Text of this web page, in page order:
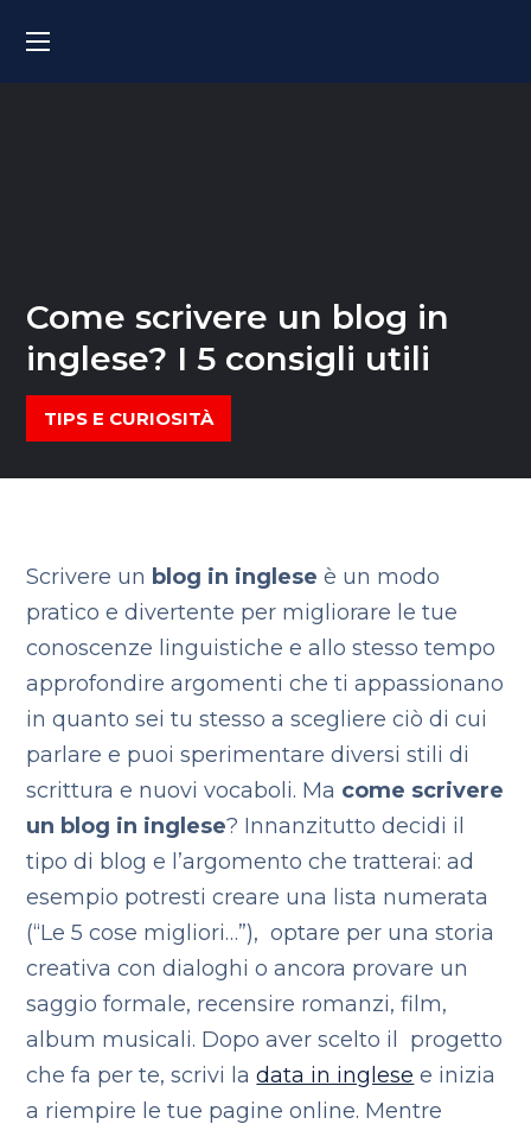
Come scrivere un blog in
inglese? I 5 consigli utili
TIPS E CURIOSITÀ
Scrivere un blog in inglese è un modo
pratico e divertente per migliorare le tue
conoscenze linguistiche e allo stesso tempo
approfondire argomenti che ti appassionano
in quanto sei tu stesso a scegliere ciò di cui
parlare e puoi sperimentare diversi stili di
scrittura e nuovi vocaboli. Ma come scrivere
un blog in inglese? Innanzitutto decidi il
tipo di blog e l’argomento che tratterai: ad
esempio potresti creare una lista numerata
(“Le 5 cose migliori…”), optare per una storia
creativa con dialoghi o ancora provare un
saggio formale, recensire romanzi, film,
album musicali. Dopo aver scelto il progetto
che fa per te, scrivi ladata in inglese e inizia
a riempire le tue pagine online. Mentre